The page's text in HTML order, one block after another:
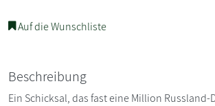
Auf die Wunschliste
Beschreibung
Ein Schicksal, das fast eine Million